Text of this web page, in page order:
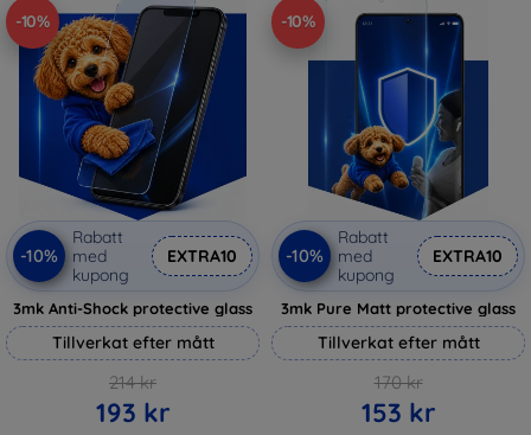
-10%
-10%
Rabatt
med
kupong
EXTRA10
3mk Anti-Shock protective glass
Tillverkat efter mått
214 kr
193 kr
-10%
-10%
Rabatt
med
kupong
EXTRA10
3mk Pure Matt protective glass
Tillverkat efter mått
170 kr
153 kr